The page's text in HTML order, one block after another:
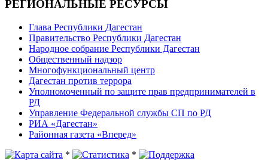
РЕГИОНАЛЬНЫЕ РЕСУРСЫ
Глава Республики Дагестан
Правительство Республики Дагестан
Народное собрание Республики Дагестан
Общественный надзор
Многофункциональный центр
Дагестан против террора
Уполномоченный по защите прав предпринимателей в
РД
Управление Федеральной службы СП по РД
РИА «Дагестан»
Районная газета «Вперед»
*
*